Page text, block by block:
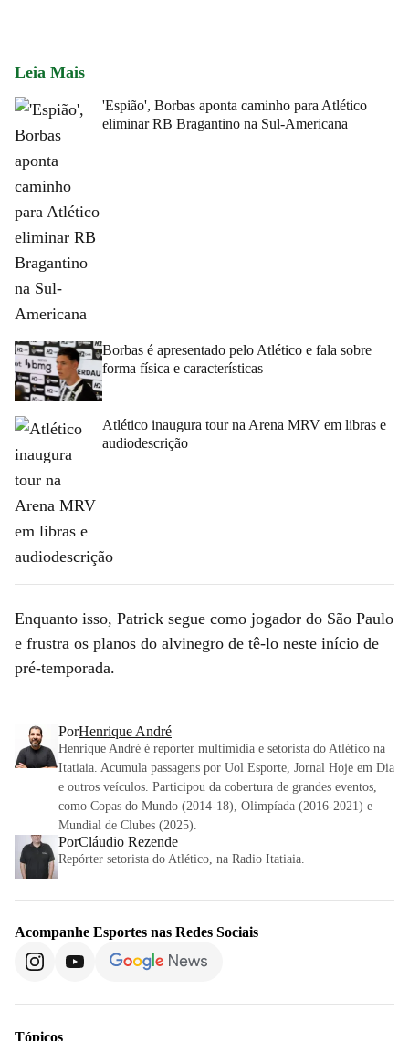
Leia Mais
'Espião', Borbas aponta caminho para Atlético
eliminar RB Bragantino na Sul-Americana
Borbas é apresentado pelo Atlético e fala sobre
forma física e características
Atlético inaugura tour na Arena MRV em libras e
audiodescrição
Enquanto isso, Patrick segue como jogador do São Paulo
e frustra os planos do alvinegro de tê-lo neste início de
pré-temporada.
PorHenrique André
Henrique André é repórter multimídia e setorista do Atlético na
Itatiaia. Acumula passagens por Uol Esporte, Jornal Hoje em Dia
e outros veículos. Participou da cobertura de grandes eventos,
como Copas do Mundo (2014-18), Olimpíada (2016-2021) e
Mundial de Clubes (2025).
PorCláudio Rezende
Repórter setorista do Atlético, na Radio Itatiaia.
Acompanhe Esportes nas Redes Sociais
Tópicos